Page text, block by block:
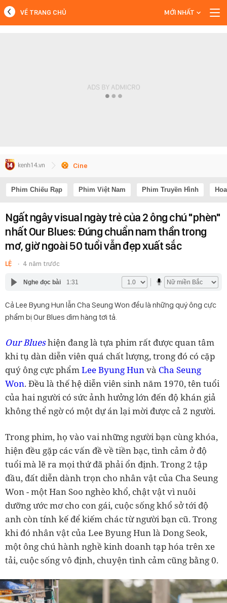
VỀ TRANG CHỦ MỚI NHẤT
Cine
Phim Chiếu Rạp Phim Việt Nam Phim Truyền Hình
Ngất ngây visual ngày trẻ của 2 ông chú "phèn"
nhất Our Blues: Đúng chuẩn nam thần trong
mơ, giờ ngoài 50 tuổi vẫn đẹp xuất sắc
LỆ 4 năm trước
Nghe đọc bài 1:31
Cả Lee Byung Hun lẫn Cha Seung Won đều là những quý ông cực
phẩm bị Our Blues dìm hàng tơi tả.
Our Blueshiện đang là tựa phim rất được quan tâm
khi tụ dàn diễn viên quá chất lượng, trong đó có cặp
quý ông cực phẩmLee Byung Hunvà Cha Seung
Won. Đều là thế hệ diễn viên sinh năm 1970, tên tuổi
của hai người có sức ảnh hưởng lớn đến độ khán giả
không thể ngờ có một dự án lại mời được cả 2 người.
Trong phim, họ vào vai những người bạn cùng khóa,
hiện đều gặp các vấn đề về tiền bạc, tình cảm ở độ
tuổi mà lẽ ra mọi thứ đã phải ổn định. Trong 2 tập
đầu, đất diễn dành trọn cho nhân vật của Cha Seung
Won - một Han Soo nghèo khổ, chật vật vì nuôi
dưỡng ước mơ cho con gái, cuộc sống khổ sở tới độ
anh còn tính kế để kiếm chác từ người bạn cũ. Trong
khi đó nhân vật của Lee Byung Hun là Dong Seok,
một ông chú hành nghề kinh doanh tạp hóa trên xe
tải, cuộc sống vô định, chuyện tình cảm cũng bằng 0.